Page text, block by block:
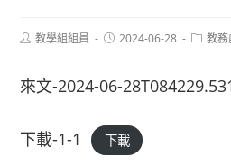
Post教學組組員
Post2024-06-28
Post教務
來文-2024-06-
下載-1-1 下載